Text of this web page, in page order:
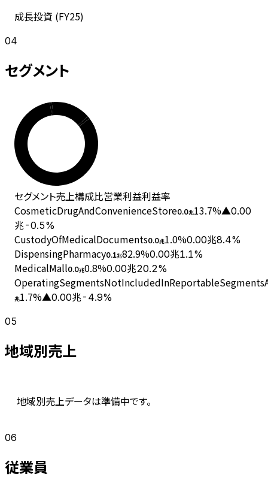
成長投資 (FY25)
04
セグメント
セグメント売上構成比営業利益利益率
CosmeticDrugAndConvenienceStore0.0兆13.7%▲0.00
兆-0.5%
CustodyOfMedicalDocuments0.0兆1.0%0.00兆8.4%
DispensingPharmacy0.1兆82.9%0.00兆1.1%
MedicalMall0.0兆0.8%0.00兆20.2%
兆1.7%▲0.00兆-4.9%
05
地域別売上
地域別売上データは準備中です。
06
従業員